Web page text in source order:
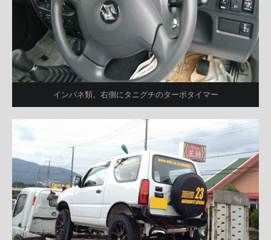
インパネ類。右側にタニグチのターボタイマー